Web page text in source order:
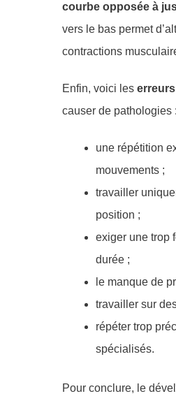
courbe opposée à
vers le bas permet
contractions
Enfin, voici les
causer de pathologies :
une répétition
mouvements ;
travailler
position ;
exiger une trop
durée ;
le manque de
travailler sur
répéter trop
spécialisés.
Pour conclure, le